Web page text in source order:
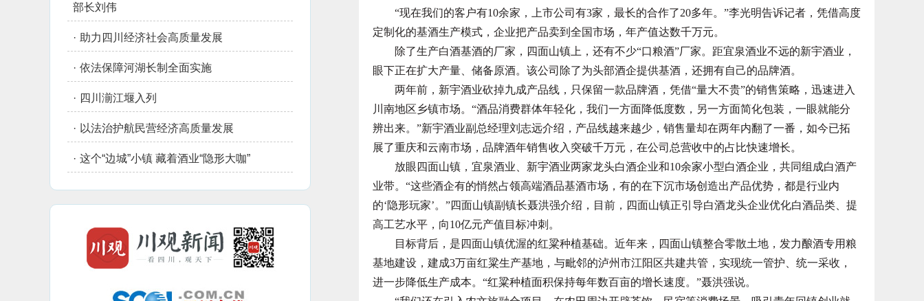
部长刘伟
· 助力四川经济社会高质量发展
· 依法保障河湖长制全面实施
· 四川湔江堰入列
· 以法治护航民营经济高质量发展
· 这个“边城”小镇 藏着酒业“隐形大咖”
“现在我们的客户有10余家，上市公司有3家，最长的合作了20多年。”李光明告诉记者，凭借高度
定制化的基酒生产模式，企业把产品卖到全国市场，年产值达数千万元。
除了生产白酒基酒的厂家，四面山镇上，还有不少“口粮酒”厂家。距宜泉酒业不远的新宇酒业，
眼下正在扩大产量、储备原酒。该公司除了为头部酒企提供基酒，还拥有自己的品牌酒。
两年前，新宇酒业砍掉九成产品线，只保留一款品牌酒，凭借“量大不贵”的销售策略，迅速进入
川南地区乡镇市场。“酒品消费群体年轻化，我们一方面降低度数，另一方面简化包装，一眼就能分
辨出来。”新宇酒业副总经理刘志远介绍，产品线越来越少，销售量却在两年内翻了一番，如今已拓
展了重庆和云南市场，品牌酒年销售收入突破千万元，在公司总营收中的占比快速增长。
放眼四面山镇，宜泉酒业、新宇酒业两家龙头白酒企业和10余家小型白酒企业，共同组成白酒产
业带。“这些酒企有的悄然占领高端酒品基酒市场，有的在下沉市场创造出产品优势，都是行业内
的‘隐形玩家’。”四面山镇副镇长聂洪强介绍，目前，四面山镇正引导白酒龙头企业优化白酒品类、提
高工艺水平，向10亿元产值目标冲刺。
目标背后，是四面山镇优渥的红粱种植基础。近年来，四面山镇整合零散土地，发力酿酒专用粮
基地建设，建成3万亩红粱生产基地，与毗邻的泸州市江阳区共建共管，实现统一管护、统一采收，
进一步降低生产成本。“红粱种植面积保持每年数百亩的增长速度。”聂洪强说。